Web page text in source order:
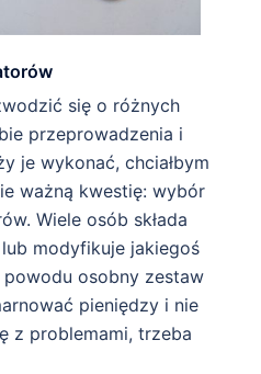
się o różnych
przeprowadzenia i
je wykonać, chciałbym
ważną kwestię: wybór
Wiele osób składa
modyfikuje jakiegoś
osobny zestaw
pieniędzy i nie
z problemami, trzeba